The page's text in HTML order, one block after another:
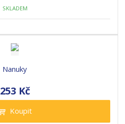
SKLADEM
Nanuky
253 Kč
Koupit